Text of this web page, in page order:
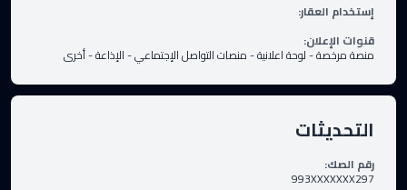
إستخدام العقار:
قنوات الإعلان:
منصة مرخصة-لوحة اعلانية-منصات التواصل الإجتماعي-الإذاعة-أخرى
التحديثات
رقم الصك:
993XXXXXXX297